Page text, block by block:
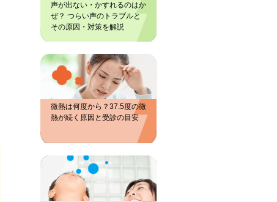
声が出ない・かすれるのはか
ぜ？ つらい声のトラブルと
その原因・対策を解説
微熱は何度から？37.5度の微
熱が続く原因と受診の目安